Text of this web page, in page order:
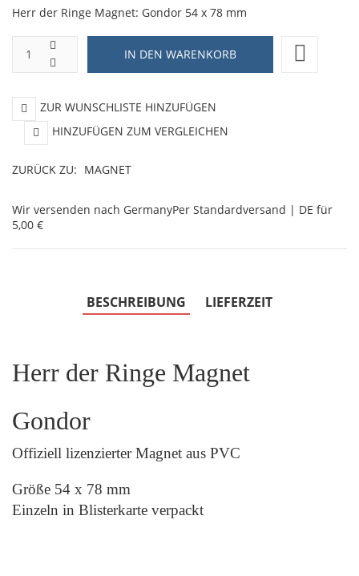
Herr der Ringe Magnet: Gondor 54 x 78 mm
ZUR WUNSCHLISTE HINZUFÜGEN
HINZUFÜGEN ZUM VERGLEICHEN
ZURÜCK ZU: MAGNET
Wir versenden nach GermanyPer Standardversand | DE für
5,00 €
BESCHREIBUNG LIEFERZEIT
Herr der Ringe Magnet
Gondor
Offiziell lizenzierter Magnet aus PVC
Größe 54 x 78 mm
Einzeln in Blisterkarte verpackt